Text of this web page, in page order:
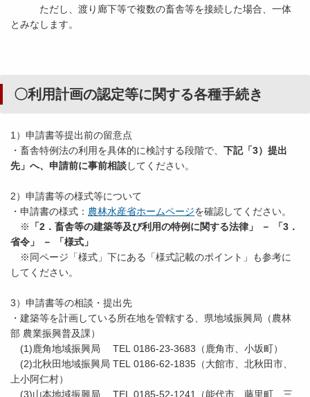
ただし、渡り廊下等で複数の畜舎等を接続した場合、一体
とみなします。
〇利用計画の認定等に関する各種手続き
1）申請書等提出前の留意点
・畜舎特例法の利用を具体的に検討する段階で、 下記「3）提出
先」へ、申請前に事前相談してください。
2）申請書等の様式等について
・申請書の様式： 農林水産省ホームページを確認してください。
※
「2．畜舎等の建築等及び利用の特例に関する法律」 － 「3．
省令」 － 「様式」
※同ページ「様式」下にある「様式記載のポイント」も参考に
してください。
3）申請書等の相談・提出先
・建築等を計画している所在地を管轄する、県地域振興局（農林
部 農業振興普及課）
(1)鹿角地域振興局 TEL 0186-23-3683（鹿角市、小坂町）
(2)北秋田地域振興局 TEL 0186-62-1835（大館市、北秋田市、
上小阿仁村）
(3)山本地域振興局 TEL 0185-52-1241（能代市、藤里町、三